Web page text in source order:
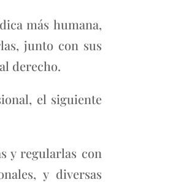
más humana,
junto con sus
derecho.
el siguiente
y regularlas con
y diversas